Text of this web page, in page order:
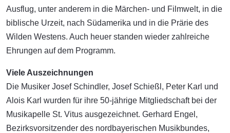
Ausflug, unter anderem in die Märchen- und Filmwelt, in die
biblische Urzeit, nach Südamerika und in die Prärie des
Wilden Westens. Auch heuer standen wieder zahlreiche
Ehrungen auf dem Programm.
Viele Auszeichnungen
Die Musiker Josef Schindler, Josef Schießl, Peter Karl und
Alois Karl wurden für ihre 50-jährige Mitgliedschaft bei der
Musikapelle St. Vitus ausgezeichnet. Gerhard Engel,
Bezirksvorsitzender des nordbayerischen Musikbundes,